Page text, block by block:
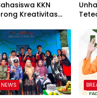
KKN
Kreativitas